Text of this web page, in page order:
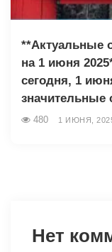
**Актуальные
на 1 июня
сегодня, 1
значительные
480 1 ИЮНЯ,
Нет